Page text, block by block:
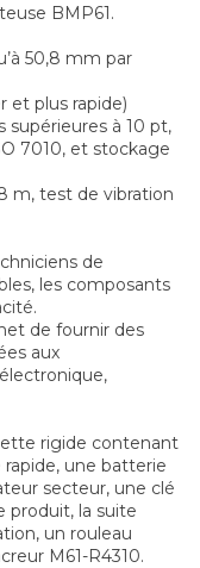
BMP61.
50,8 mm par
et plus rapide)
supérieures à 10 pt,
7010, et stockage
m, test de vibration
de
les composants
de fournir des
aux
rigide contenant
une batterie
secteur, une clé
produit, la suite
un rouleau
M61-R4310.